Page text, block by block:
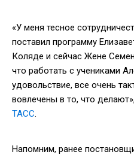
«У меня тесное
поставил программу
Коляде и сейчас Жене
что работать с учениками
удовольствие, все очень
вовлечены в то, что
ТАСС.
Напомним, ранее